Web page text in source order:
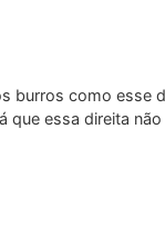
burros como esse
que essa direita